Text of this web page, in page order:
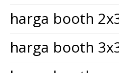
harga booth
harga booth